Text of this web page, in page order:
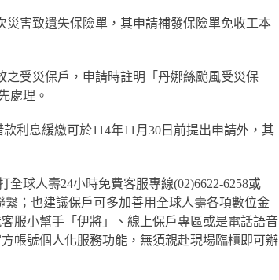
害致遺失保險單，其申請補發保險單免收工本
受災保戶，申請時註明「丹娜絲颱風受災保
處理。
利息緩繳可於114年11月30日前提出申請外，其
球人壽24小時免費客服專線(02)6622-6258或
繫；也建議保戶可多加善用全球人壽各項數位金
服小幫手「伊將」、線上保戶專區或是電話語音
帳號個人化服務功能，無須親赴現場臨櫃即可辦